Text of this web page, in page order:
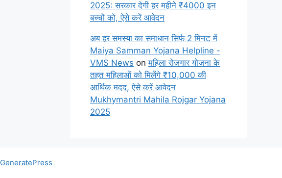
2025: सरकार देगी हर महीने ₹4000 इन
बच्चों को, ऐसे करें आवेदन
अब हर समस्या का समाधान सिर्फ 2 मिनट में
Maiya Samman Yojana Helpline -
VMS News onमहिला रोजगार योजना के
तहत महिलाओं को मिलेंगे ₹10,000 की
आर्थिक मदद, ऐसे करें आवेदन
Mukhymantri Mahila Rojgar Yojana
2025
GeneratePress